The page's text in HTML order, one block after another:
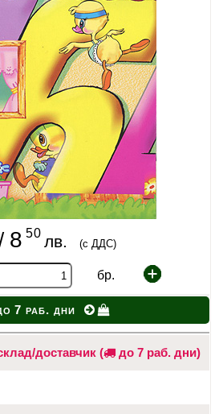
БДП
НОВИ
ПРОМОЦИИ
S.T.E.M.
ИНСТРУМЕНТИ
8 50 лв. (с ДДС)
бр.
7 раб. дни
доставчик ( до 7 раб. дни)